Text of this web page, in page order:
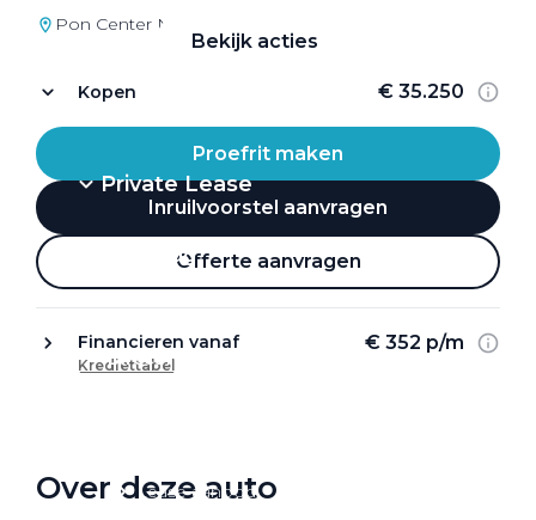
Bekijk acties
Private Lease
Terug
Direct naar
Lease aanbod
Pon Center Naarden
Kopen € 35.250
Proefrit maken
Inruilvoorstel aanvragen
Offerte aanvragen
Financieren vanaf € 352 p/m
Krediettabel
Over deze auto